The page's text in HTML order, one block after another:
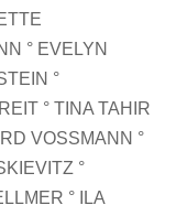
° EVELYN
°
° TINA TAHIR
VOSSMANN °
°
° ILA